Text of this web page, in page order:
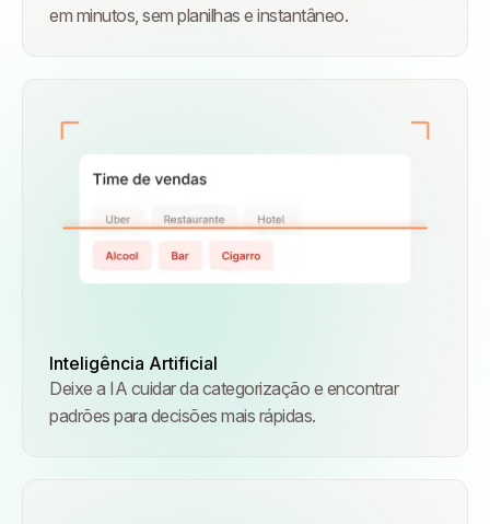
em minutos, sem planilhas e instantâneo.
Inteligência Artificial
Deixe a IA cuidar da categorização e encontrar
padrões para decisões mais rápidas.